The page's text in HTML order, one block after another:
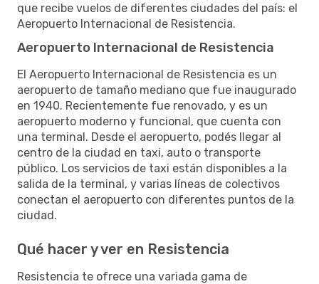
que recibe vuelos de diferentes ciudades del país: el
Aeropuerto Internacional de Resistencia.
Aeropuerto Internacional de Resistencia
El Aeropuerto Internacional de Resistencia es un
aeropuerto de tamaño mediano que fue inaugurado
en 1940. Recientemente fue renovado, y es un
aeropuerto moderno y funcional, que cuenta con
una terminal. Desde el aeropuerto, podés llegar al
centro de la ciudad en taxi, auto o transporte
público. Los servicios de taxi están disponibles a la
salida de la terminal, y varias líneas de colectivos
conectan el aeropuerto con diferentes puntos de la
ciudad.
Qué hacer y ver en Resistencia
Resistencia te ofrece una variada gama de